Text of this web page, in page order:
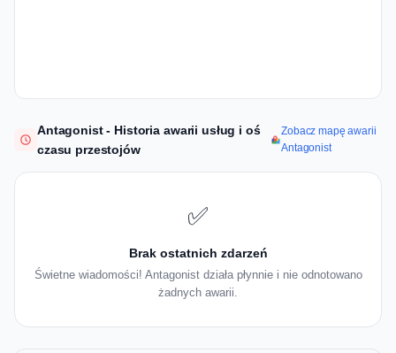
Antagonist - Historia awarii usług i oś
czasu przestojów
Zobacz mapę awarii
Antagonist
✅
Brak ostatnich zdarzeń
Świetne wiadomości! Antagonist działa płynnie i nie odnotowano
żadnych awarii.